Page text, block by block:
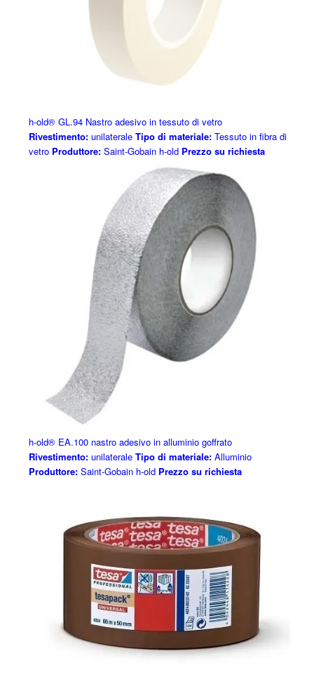
h-old® GL.94 Nastro adesivo in tessuto di vetro
Rivestimento:unilaterale Tipo di materiale:Tessuto in fibra di
vetro Produttore:Saint-Gobain h-old Prezzo su richiesta
h-old® EA.100 nastro adesivo in alluminio goffrato
Rivestimento:unilaterale Tipo di materiale:Alluminio
Produttore:Saint-Gobain h-old Prezzo su richiesta